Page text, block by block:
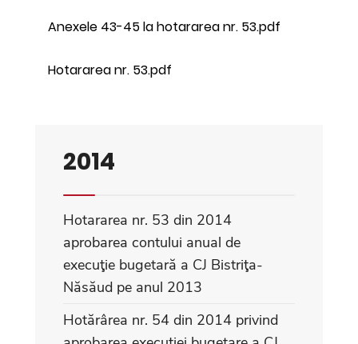
Anexele 43-45 la hotararea nr. 53.pdf
Hotararea nr. 53.pdf
2014
Hotararea nr. 53 din 2014
aprobarea contului anual de
execuţie bugetară a CJ Bistriţa-
Năsăud pe anul 2013
Hotărârea nr. 54 din 2014 privind